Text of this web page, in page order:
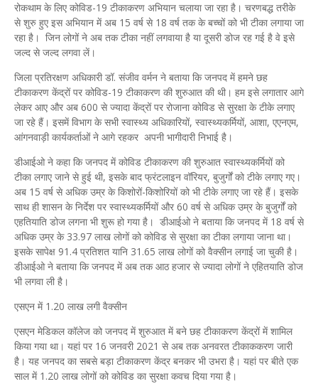
रोकथाम के लिए कोविड-19 टीकाकरण अभियान चलाया जा रहा है। चरणबद्ध तरीके
से शुरु हुए इस अभियान में अब 15 वर्ष से 18 वर्ष तक के बच्चों को भी टीका लगाया जा
रहा है। जिन लोगों ने अब तक टीका नहीं लगवाया है या दूसरी डोज रह गई है वे इसे
जल्द से जल्द लगवा लें।
जिला प्रतिरक्षण अधिकारी डॉ. संजीव वर्मन ने बताया कि जनपद में हमने छह
टीकाकरण केंद्रों पर कोविड-19 टीकाकरण की शुरुआत की थी। हम इसे लगातार आगे
लेकर आए और अब 600 से ज्यादा केंद्रों पर रोजाना कोविड से सुरक्षा के टीके लगाए
जा रहे हैं। इसमें विभाग के सभी स्वास्थ्य अधिकारियों, स्वास्थ्यकर्मियों, आशा, एएनएम,
आंगनवाड़ी कार्यकर्ताओं ने आगे रहकर अपनी भागीदारी निभाई है।
डीआईओ ने कहा कि जनपद में कोविड टीकाकरण की शुरुआत स्वास्थ्यकर्मियों को
टीका लगाए जाने से हुई थी, इसके बाद फ्रंटलाइन वॉरियर, बुजुर्गों को टीके लगाए गए।
अब 15 वर्ष से अधिक उम्र के किशोरों-किशोरियों को भी टीके लगाए जा रहे हैं। इसके
साथ ही शासन के निर्देश पर स्वास्थ्यकर्मियों और 60 वर्ष से अधिक उम्र के बुजुर्गों को
एहतियाति डोज लगना भी शुरू हो गया है। डीआईओ ने बताया कि जनपद में 18 वर्ष से
अधिक उम्र के 33.97 लाख लोगों को कोविड से सुरक्षा का टीका लगाया जाना था।
इसके सापेक्ष 91.4 प्रतिशत यानि 31.65 लाख लोगों को वैक्सीन लगाई जा चुकी है।
डीआईओ ने बताया कि जनपद में अब तक आठ हजार से ज्यादा लोगों ने एहितयाति डोज
भी लगवा ली है।
एसएन में 1.20 लाख लगी वैक्सीन
एसएन मेडिकल कॉलेज को जनपद में शुरुआत में बने छह टीकाकरण केंद्रों में शामिल
किया गया था। यहां पर 16 जनवरी 2021 से अब तक अनवरत टीकाककरण जारी
है। यह जनपद का सबसे बड़ा टीकाकरण केंद्र बनकर भी उभरा है। यहां पर बीते एक
साल में 1.20 लाख लोगों को कोविड का सुरक्षा कवच दिया गया है।